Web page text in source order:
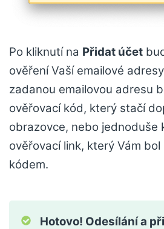
Po kliknutí na Přidat účet
ověření Vaší emailové
zadanou emailovou adresu
ověřovací kód, který stačí
obrazovce, nebo jednoduše
ověřovací link, který Vám
kódem.
Hotovo! Odesílání a